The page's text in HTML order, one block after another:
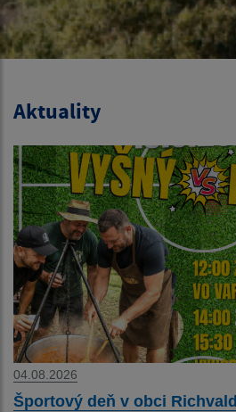
Aktuality
04.08.2026
Športový deň v obci Richvald